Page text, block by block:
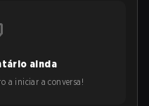
ainda
a iniciar a conversa!